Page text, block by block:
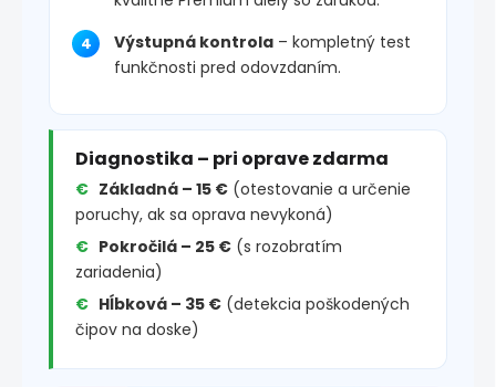
Výstupná kontrola – kompletný test
funkčnosti pred odovzdaním.
Diagnostika – pri oprave zdarma
Základná – 15 € (otestovanie a určenie
poruchy, ak sa oprava nevykoná)
Pokročilá – 25 € (s rozobratím
zariadenia)
Hĺbková – 35 € (detekcia poškodených
čipov na doske)